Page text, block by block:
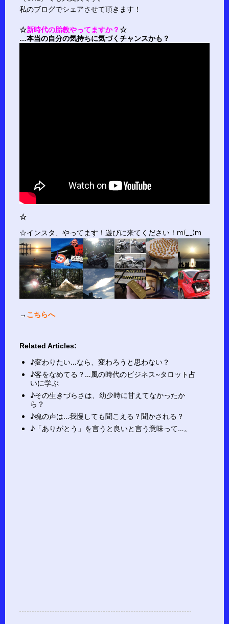
私のブログでシェアさせて頂きます！
☆新時代の胎教やってますか？☆
…本当の自分の気持ちに気づくチャンスかも？
☆
☆インスタ、やってます！遊びに来てください！m(__)m
→ こちらへ
Related Articles:
♪変わりたい…なら、変わろうと思わない？
♪客をなめてる？…風の時代のビジネス~タロット占
いに学ぶ
♪その生きづらさは、幼少時に甘えてなかったか
ら？
♪魂の声は…我慢しても聞こえる？聞かされる？
♪「ありがとう」を言うと良いと言う意味って…。